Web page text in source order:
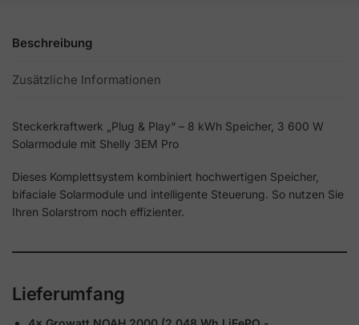
Beschreibung
Zusätzliche Informationen
Steckerkraftwerk „Plug & Play“ – 8 kWh Speicher, 3 600 W
Solarmodule mit Shelly 3EM Pro
Dieses Komplettsystem kombiniert hochwertigen Speicher,
bifaciale Solarmodule und intelligente Steuerung. So nutzen Sie
Ihren Solarstrom noch effizienter.
Lieferumfang